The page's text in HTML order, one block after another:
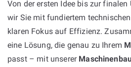
Von der ersten Idee bis zur
wir Sie mit fundiertem
klaren Fokus auf Effizienz.
eine Lösung, die genau zu Ihrem
passt – mit unserer